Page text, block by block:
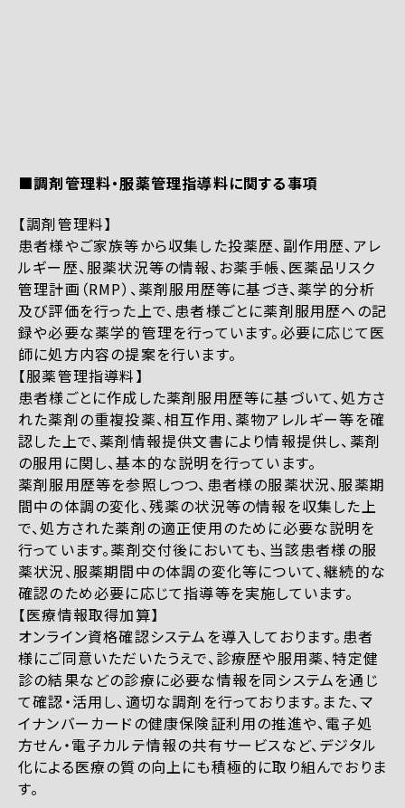
■調剤管理料・服薬管理指導料に関する事項
【調剤管理料】
患者様やご家族等から収集した投薬歴、副作用歴、アレ
ルギー歴、服薬状況等の情報、お薬手帳、医薬品リスク
管理計画（RMP）、薬剤服用歴等に基づき、薬学的分析
及び評価を行った上で、患者様ごとに薬剤服用歴への記
録や必要な薬学的管理を行っています。必要に応じて医
師に処方内容の提案を行います。
【服薬管理指導料】
患者様ごとに作成した薬剤服用歴等に基づいて、処方さ
れた薬剤の重複投薬、相互作用、薬物アレルギー等を確
認した上で、薬剤情報提供文書により情報提供し、薬剤
の服用に関し、基本的な説明を行っています。
薬剤服用歴等を参照しつつ、患者様の服薬状況、服薬期
間中の体調の変化、残薬の状況等の情報を収集した上
で、処方された薬剤の適正使用のために必要な説明を
行っています。薬剤交付後においても、当該患者様の服
薬状況、服薬期間中の体調の変化等について、継続的な
確認のため必要に応じて指導等を実施しています。
【医療情報取得加算】
オンライン資格確認システムを導入しております。患者
様にご同意いただいたうえで、診療歴や服用薬、特定健
診の結果などの診療に必要な情報を同システムを通じ
て確認・活用し、適切な調剤を行っております。また、マ
イナンバーカードの健康保険証利用の推進や、電子処
方せん・電子カルテ情報の共有サービスなど、デジタル
化による医療の質の向上にも積極的に取り組んでおりま
す。